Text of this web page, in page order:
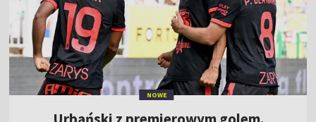
NOWE